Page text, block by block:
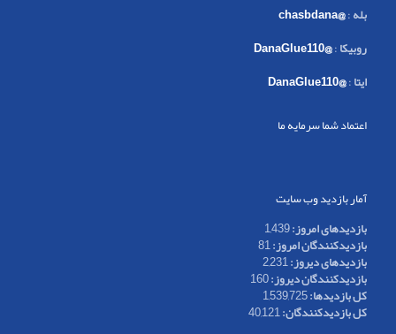
بله:
@chasbdana
روبیکا:
@DanaGlue110
ایتا:
@DanaGlue110
اعتماد شما سرمایه ما
آمار بازدید وب سایت
بازدیدهای امروز:1,439
بازدیدکنندگان امروز:81
بازدیدهای دیروز:2,231
بازدیدکنندگان دیروز:160
کل بازدیدها:1,539,725
کل بازدیدکنند‌گان:40,121